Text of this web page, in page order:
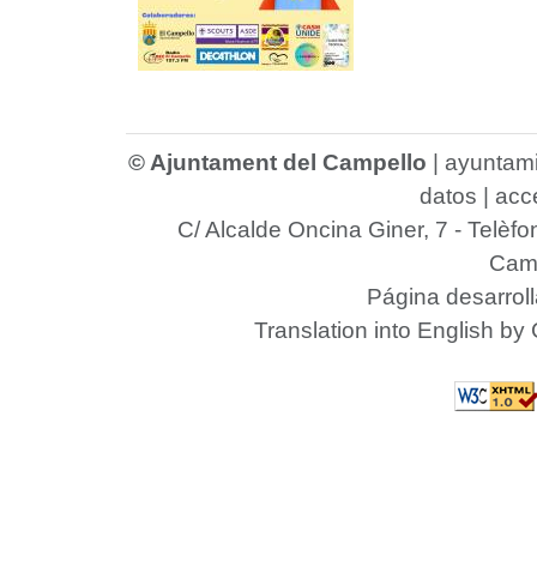
© Ajuntament del Campello
datos
C/ Alcalde Oncina Giner, 7 -
Página
Translation into English by